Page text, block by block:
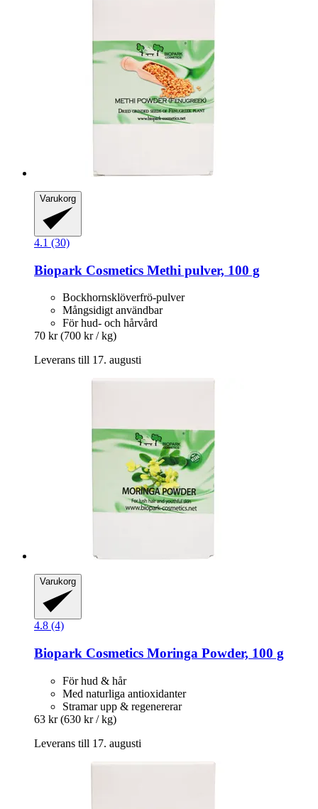
Varukorg
4.1 (30)
Biopark Cosmetics Methi pulver, 100 g
Bockhornsklöverfrö-pulver
Mångsidigt användbar
För hud- och hårvård
70 kr (700 kr / kg)
Leverans till 17. augusti
Varukorg
4.8 (4)
Biopark Cosmetics Moringa Powder, 100 g
För hud & hår
Med naturliga antioxidanter
Stramar upp & regenererar
63 kr (630 kr / kg)
Leverans till 17. augusti